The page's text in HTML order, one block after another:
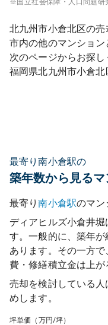
※国立社会保障・人口問題研
北九州市小倉北区の売
市内の他のマンション
次のページからお探し
福岡県北九州市小倉北
最寄り南小倉駅の
築年数から見る
最寄り南小倉駅のマン
ディアヒルズ小倉井
す。一般的に、築年
あります。その一方
費・修繕積立金は上が
売却を検討している
めします。
坪単価（万円/坪）